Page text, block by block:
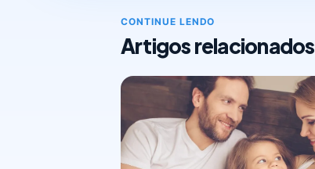
CONTINUE LENDO
Artigos relacionados